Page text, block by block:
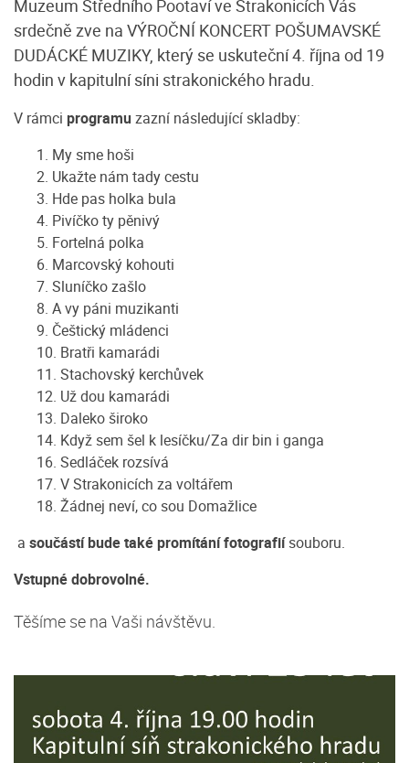
Muzeum Středního Pootaví ve Strakonicích Vás
srdečně zve na VÝROČNÍ KONCERT POŠUMAVSKÉ
DUDÁCKÉ MUZIKY, který se uskuteční 4. října od 19
hodin v kapitulní síni strakonického hradu.
V rámci programuzazní následující skladby:
1. My sme hoši
2. Ukažte nám tady cestu
3. Hde pas holka bula
4. Pivíčko ty pěnivý
5. Fortelná polka
6. Marcovský kohouti
7. Sluníčko zašlo
8. A vy páni muzikanti
9. Češtický mládenci
10. Bratři kamarádi
11. Stachovský kerchůvek
12. Už dou kamarádi
13. Daleko široko
14. Když sem šel k lesíčku/Za dir bin i ganga
16. Sedláček rozsívá
17. V Strakonicích za voltářem
18. Žádnej neví, co sou Domažlice
a součástí bude také promítání fotografiísouboru.
Vstupné dobrovolné.
Těšíme se na Vaši návštěvu.